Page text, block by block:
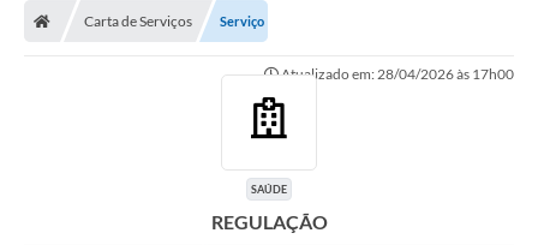
Transparência Municipal
Carta de Serviços Serviço
Atualizado em: 28/04/2026 às 17h00
SAÚDE
REGULAÇÃO